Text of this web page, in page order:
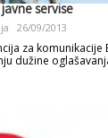
servise
26/09/2013
za komunikacije
dužine